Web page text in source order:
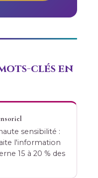
clés en
sensibilité :
l'information
15 à 20 % des